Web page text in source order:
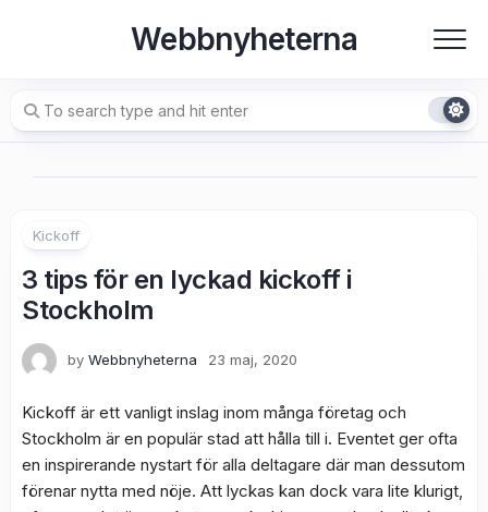
Webbnyheterna
Kickoff
3 tips för en lyckad kickoff i
Stockholm
by Webbnyheterna 23 maj, 2020
Kickoff är ett vanligt inslag inom många företag och
Stockholm är en populär stad att hålla till i. Eventet ger ofta
en inspirerande nystart för alla deltagare där man dessutom
förenar nytta med nöje. Att lyckas kan dock vara lite klurigt,